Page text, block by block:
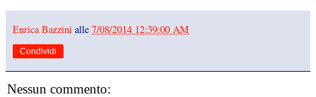
Enrica Bazzini alle 7/08/2014 12:39:00 AM
Condividi
Nessun commento: